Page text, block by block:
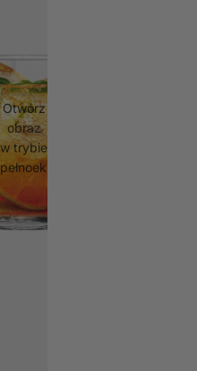
Otwórz
obraz
w trybie
pełnoekranowym